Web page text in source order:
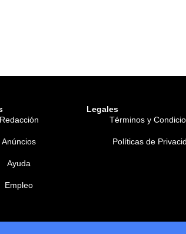
Redacción
Anúncios
Ayuda
Empleo
Legales
Términos y
Políticas de